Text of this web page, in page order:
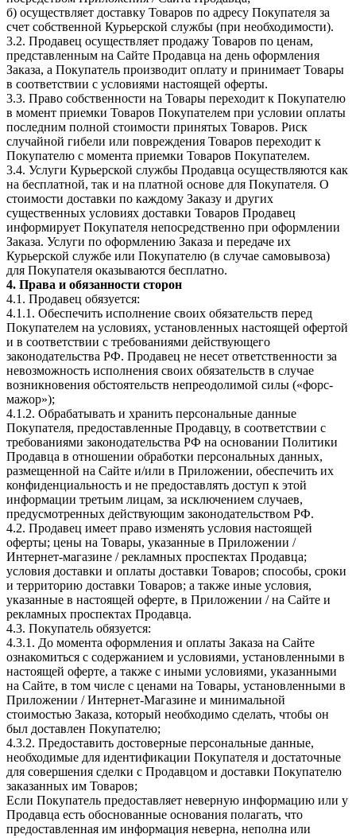
б) осуществляет доставку Товаров по адресу Покупателя за
счет собственной Курьерской службы (при необходимости).
3.2. Продавец осуществляет продажу Товаров по ценам,
представленным на Сайте Продавца на день оформления
Заказа, а Покупатель производит оплату и принимает Товары
в соответствии с условиями настоящей оферты.
3.3. Право собственности на Товары переходит к Покупателю
в момент приемки Товаров Покупателем при условии оплаты
последним полной стоимости принятых Товаров. Риск
случайной гибели или повреждения Товаров переходит к
Покупателю с момента приемки Товаров Покупателем.
3.4. Услуги Курьерской службы Продавца осуществляются как
на бесплатной, так и на платной основе для Покупателя. О
стоимости доставки по каждому Заказу и других
существенных условиях доставки Товаров Продавец
информирует Покупателя непосредственно при оформлении
Заказа. Услуги по оформлению Заказа и передаче их
Курьерской службе или Покупателю (в случае самовывоза)
для Покупателя оказываются бесплатно.
4. Права и обязанности сторон
4.1. Продавец обязуется:
4.1.1. Обеспечить исполнение своих обязательств перед
Покупателем на условиях, установленных настоящей офертой
и в соответствии с требованиями действующего
законодательства РФ. Продавец не несет ответственности за
невозможность исполнения своих обязательств в случае
возникновения обстоятельств непреодолимой силы («форс-
мажор»);
4.1.2. Обрабатывать и хранить персональные данные
Покупателя, предоставленные Продавцу, в соответствии с
требованиями законодательства РФ на основании Политики
Продавца в отношении обработки персональных данных,
размещенной на Сайте и/или в Приложении, обеспечить их
конфиденциальность и не предоставлять доступ к этой
информации третьим лицам, за исключением случаев,
предусмотренных действующим законодательством РФ.
4.2. Продавец имеет право изменять условия настоящей
оферты; цены на Товары, указанные в Приложении /
Интернет-магазине / рекламных проспектах Продавца;
условия доставки и оплаты доставки Товаров; способы, сроки
и территорию доставки Товаров; а также иные условия,
указанные в настоящей оферте, в Приложении / на Сайте и
рекламных проспектах Продавца.
4.3. Покупатель обязуется:
4.3.1. До момента оформления и оплаты Заказа на Сайте
ознакомиться с содержанием и условиями, установленными в
настоящей оферте, а также с иными условиями, указанными
на Сайте, в том числе с ценами на Товары, установленными в
Приложении / Интернет-Магазине и минимальной
стоимостью Заказа, который необходимо сделать, чтобы он
был доставлен Покупателю;
4.3.2. Предоставить достоверные персональные данные,
необходимые для идентификации Покупателя и достаточные
для совершения сделки с Продавцом и доставки Покупателю
заказанных им Товаров;
Если Покупатель предоставляет неверную информацию или у
Продавца есть обоснованные основания полагать, что
предоставленная им информация неверна, неполна или